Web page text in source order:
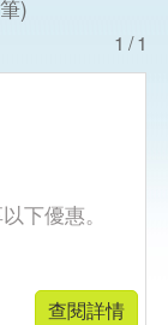
筆)
1/1
下優惠。
查閱詳情